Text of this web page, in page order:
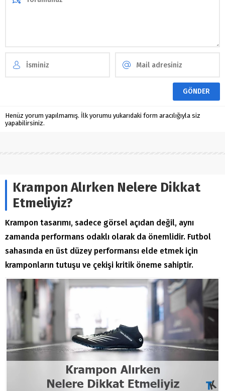
Henüz yorum yapılmamış. İlk yorumu yukarıdaki form aracılığıyla siz
yapabilirsiniz.
Krampon Alırken Nelere Dikkat
Etmeliyiz?
Krampon tasarımı, sadece görsel açıdan değil, aynı
zamanda performans odaklı olarak da önemlidir. Futbol
sahasında en üst düzey performansı elde etmek için
kramponların tutuşu ve çekişi kritik öneme sahiptir.